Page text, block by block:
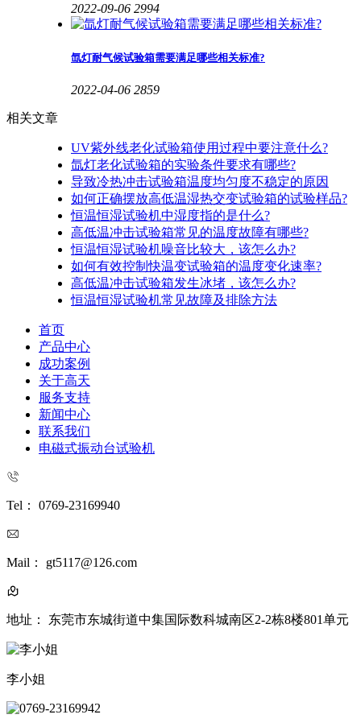
2022-09-06 2994
氙灯耐气候试验箱需要满足哪些相关标准?
2022-04-06 2859
相关文章
UV紫外线老化试验箱使用过程中要注意什么?
氙灯老化试验箱的实验条件要求有哪些?
导致冷热冲击试验箱温度均匀度不稳定的原因
如何正确摆放高低温湿热交变试验箱的试验样品?
恒温恒湿试验机中湿度指的是什么?
高低温冲击试验箱常见的温度故障有哪些?
恒温恒湿试验机噪音比较大，该怎么办?
如何有效控制快温变试验箱的温度变化速率?
高低温冲击试验箱发生冰堵，该怎么办?
恒温恒湿试验机常见故障及排除方法
首页
产品中心
成功案例
关于高天
服务支持
新闻中心
联系我们
电磁式振动台试验机
Tel： 0769-23169940
Mail： gt5117@126.com
地址： 东莞市东城街道中集国际数科城南区2-2栋8楼801单元
李小姐